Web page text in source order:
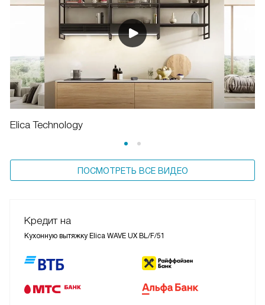
Elica Technology
ПОСМОТРЕТЬ ВСЕ ВИДЕО
Кредит на
Кухонную вытяжку Elica WAVE UX BL/F/51